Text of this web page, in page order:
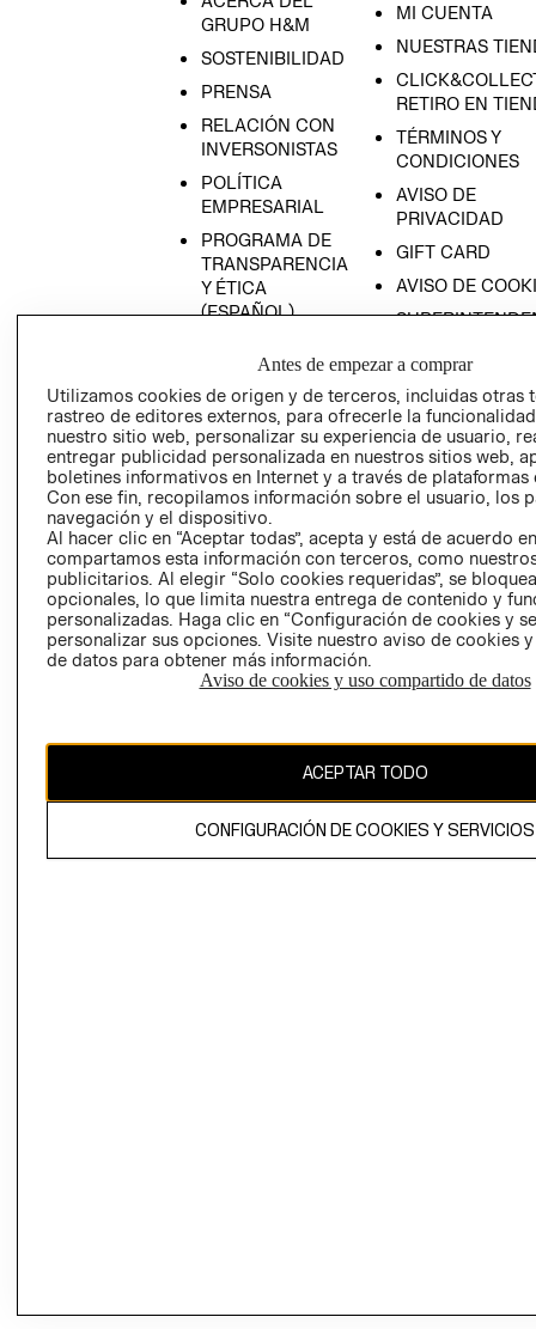
GRUPO H&M
SOSTENIBILIDAD
PRENSA
RELACIÓN CON
INVERSONISTAS
POLÍTICA
EMPRESARIAL
PROGRAMA DE
TRANSPARENCIA
Y ÉTICA
(ESPAÑOL)
TRANSPARENCIA
Y ÉTICA (INGLÉS)
MI CUENTA
NUESTRAS
RETIRO EN
TÉRMINOS Y
CONDICIONES
AVISO DE
PRIVACIDAD
GIFT CARD
AVISO DE
COMERCIO - SIC
PETICIONES
QUEJAS Y
RECLAMOS
Colombia ($)
CAMBIAR REGIÓN
El contenido de esta página web está protegido por copyright y es
propiedad de H&M Hennes & Mauritz AB.
RECIÉN NACIDO
NOVEDADES
Antes de empezar a comprar
Utilizamos cookies de origen y de terceros, incluidas otras
rastreo de editores externos, para ofrecerle la
nuestro sitio web, personalizar su experiencia de usuario,
entregar publicidad personalizada en nuestros sitios web,
boletines informativos en Internet y a través de plataformas
Con ese fin, recopilamos información sobre el usuario, los
navegación y el dispositivo.
Al hacer clic en “Aceptar todas”, acepta y está de acuerdo
compartamos esta información con terceros, como
publicitarios. Al elegir “Solo cookies requeridas”, se
opcionales, lo que limita nuestra entrega de contenido y
personalizadas. Haga clic en “Configuración de cookies y
personalizar sus opciones. Visite nuestro aviso de cookies
de datos para obtener más información.
Aviso de cookies y uso compartido de datos
ACEPTAR TODO
CONFIGURACIÓN DE COOKIES Y SERVICIOS